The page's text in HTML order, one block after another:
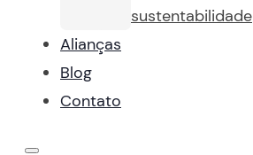
sustentabilidade
Alianças
Blog
Contato